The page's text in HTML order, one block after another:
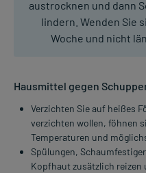
austrocknen und dann
lindern. Wenden Sie
Woche und nicht
Hausmittel gegen
Verzichten Sie auf heißes
verzichten wollen, föhnen
Temperaturen und
Spülungen,
Kopfhaut zusätzlich reizen